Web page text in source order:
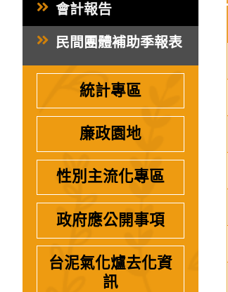
會計報告
民間團體補助季報表
統計專區
廉政園地
性別主流化專區
政府應公開事項
台泥氣化爐去化資
訊